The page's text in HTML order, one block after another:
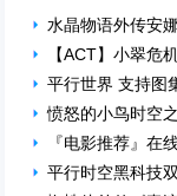
水晶物语外传安
【ACT】小翠危
平行世界 支持图
愤怒的小鸟时空
『电影推荐』在
平行时空黑科技